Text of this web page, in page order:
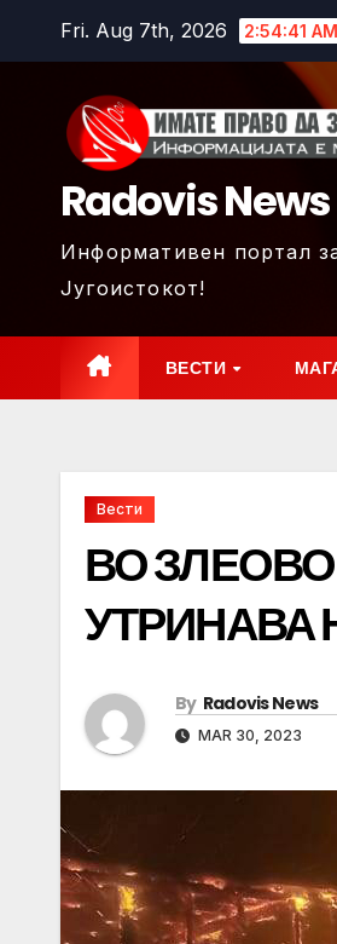
Fri. Aug 7th, 2026 2:54:43 AM
Radovis News
Информативен портал
Југоистокот!
ВЕСТИ
Вести
ВО
УТРИНАВА
By Radovis News
MAR 30, 2023